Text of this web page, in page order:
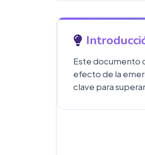
Este documento
efecto de la
clave para